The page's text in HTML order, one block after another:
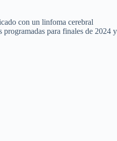
con un linfoma cerebral
para finales de 2024 y